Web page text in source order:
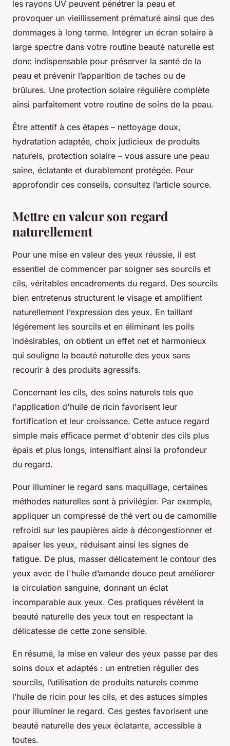
les rayons UV peuvent pénétrer la peau et
provoquer un vieillissement prématuré ainsi que des
dommages à long terme. Intégrer un écran solaire à
large spectre dans votre routine beauté naturelle est
donc indispensable pour préserver la santé de la
peau et prévenir l’apparition de taches ou de
brûlures. Une protection solaire régulière complète
ainsi parfaitement votre routine de soins de la peau.
Être attentif à ces étapes – nettoyage doux,
hydratation adaptée, choix judicieux de produits
naturels, protection solaire – vous assure une peau
saine, éclatante et durablement protégée. Pour
approfondir ces conseils, consultez l’article source.
Mettre en valeur son regard
naturellement
Pour une mise en valeur des yeux réussie, il est
essentiel de commencer par soigner ses sourcils et
cils, véritables encadrements du regard. Des sourcils
bien entretenus structurent le visage et amplifient
naturellement l’expression des yeux. En taillant
légèrement les sourcils et en éliminant les poils
indésirables, on obtient un effet net et harmonieux
qui souligne la beauté naturelle des yeux sans
recourir à des produits agressifs.
Concernant les cils, des soins naturels tels que
l'application d'huile de ricin favorisent leur
fortification et leur croissance. Cette astuce regard
simple mais efficace permet d'obtenir des cils plus
épais et plus longs, intensifiant ainsi la profondeur
du regard.
Pour illuminer le regard sans maquillage, certaines
méthodes naturelles sont à privilégier. Par exemple,
appliquer un compressé de thé vert ou de camomille
refroidi sur les paupières aide à décongestionner et
apaiser les yeux, réduisant ainsi les signes de
fatigue. De plus, masser délicatement le contour des
yeux avec de l'huile d’amande douce peut améliorer
la circulation sanguine, donnant un éclat
incomparable aux yeux. Ces pratiques révèlent la
beauté naturelle des yeux tout en respectant la
délicatesse de cette zone sensible.
En résumé, la mise en valeur des yeux passe par des
soins doux et adaptés : un entretien régulier des
sourcils, l’utilisation de produits naturels comme
l’huile de ricin pour les cils, et des astuces simples
pour illuminer le regard. Ces gestes favorisent une
beauté naturelle des yeux éclatante, accessible à
toutes.